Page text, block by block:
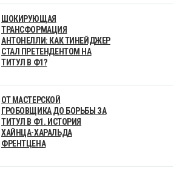
ШОКИРУЮЩАЯ
ТРАНСФОРМАЦИЯ
АНТОНЕЛЛИ: КАК ТИНЕЙДЖЕР
СТАЛ ПРЕТЕНДЕНТОМ НА
ТИТУЛ В Ф1?
ОТ МАСТЕРСКОЙ
ГРОБОВЩИКА ДО БОРЬБЫ ЗА
ТИТУЛ В Ф1. ИСТОРИЯ
ХАЙНЦА-ХАРАЛЬДА
ФРЕНТЦЕНА